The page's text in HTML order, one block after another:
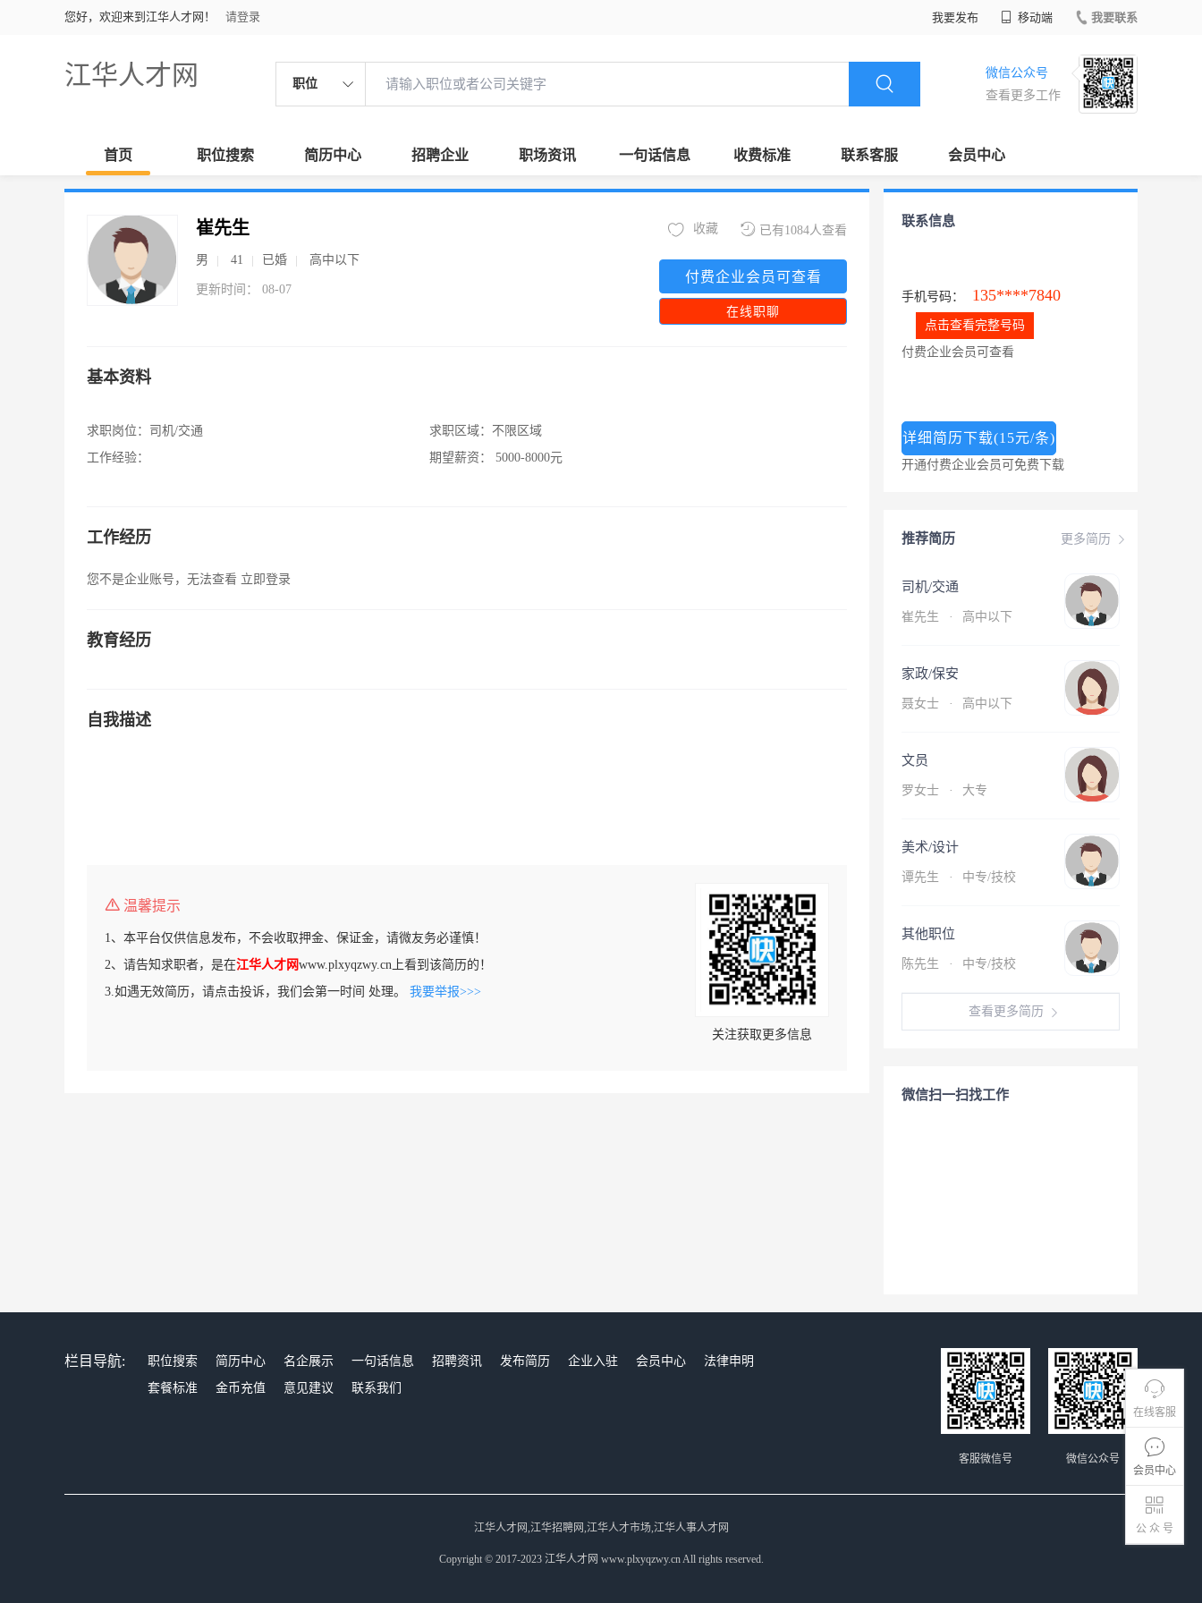
您好，欢迎来到江华人才网！ 请登录 我要发布 移动端 我要联系
江华人才网 职位
微信公众号
查看更多工作
首页 职位搜索 简历中心 招聘企业 职场资讯 一句话信息 收费标准 联系客服 会员中心
在线客服
会员中心
公 众 号
崔先生
男 41 已婚 高中以下
更新时间： 08-07
已有1084人查看
收藏
付费企业会员可查看
在线职聊
基本资料
求职岗位： 司机/交通
工作经验：
求职区域： 不限区域
期望薪资：
5000-8000元
工作经历
您不是企业账号，无法查看 立即登录
教育经历
自我描述
温馨提示
1、本平台仅供信息发布，不会收取押金、保证金，请微友务必谨慎！
2、请告知求职者，是在江华人才网www.plxyqzwy.cn上看到该简历的！
3.如遇无效简历，请点击投诉，我们会第一时间 处理。 我要举报>>>
关注获取更多信息
联系信息
手机号码： 135****7840
点击查看完整号码
付费企业会员可查看
详细简历下载(15元/条)
开通付费企业会员可免费下载
更多简历
推荐简历
司机/交通
崔先生 · 高中以下
家政/保安
聂女士 · 高中以下
文员
罗女士 · 大专
美术/设计
谭先生 · 中专/技校
其他职位
陈先生 · 中专/技校
查看更多简历
微信扫一扫找工作
栏目导航: 职位搜索 简历中心 名企展示 一句话信息 招聘资讯 发布简历 企业入驻 会员中心
法律申明
套餐标准
金币充值 意见建议 联系我们
微信公众号
客服微信号
江华人才网,江华招聘网,江华人才市场,江华人事人才网
Copyright © 2017-2023 江华人才网 www.plxyqzwy.cn All rights reserved.